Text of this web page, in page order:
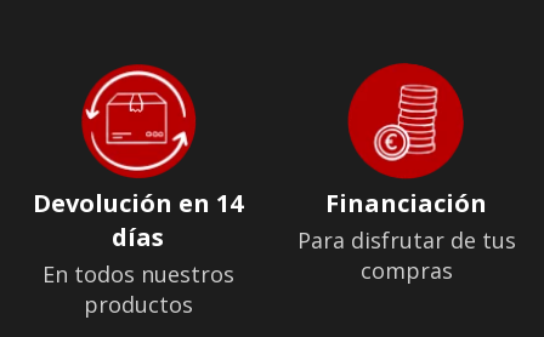
Devolución en 14
días
En todos nuestros
productos
Financiación
Para disfrutar de tus
compras